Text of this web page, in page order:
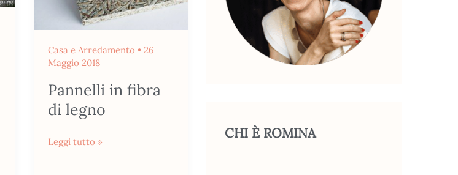
Casa e Arredamento • 26
Maggio 2018
Pannelli in fibra
di legno
Leggi tutto »
CHI È ROMINA